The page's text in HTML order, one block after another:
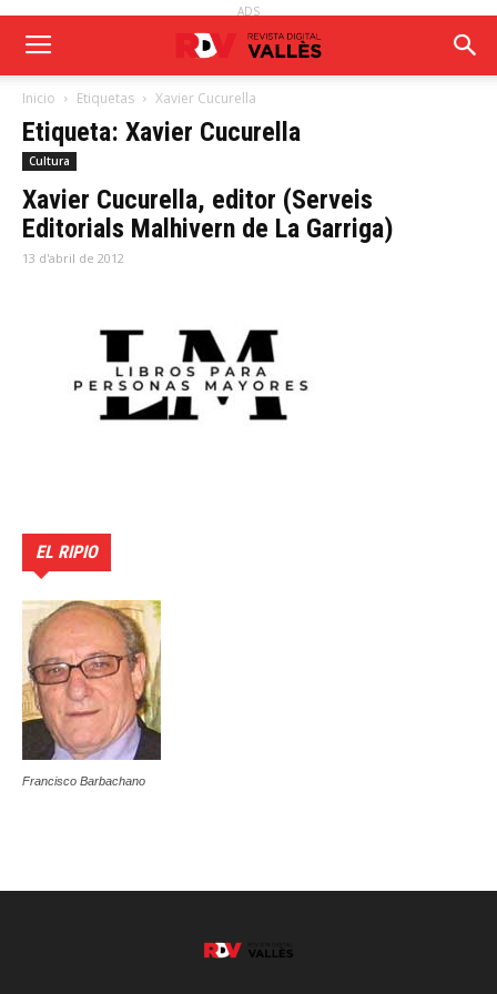
ADS
Inicio Etiquetas Xavier Cucurella
Etiqueta: Xavier Cucurella
Cultura
Xavier Cucurella, editor (Serveis
Editorials Malhivern de La Garriga)
13 d'abril de 2012
EL RIPIO
Francisco Barbachano